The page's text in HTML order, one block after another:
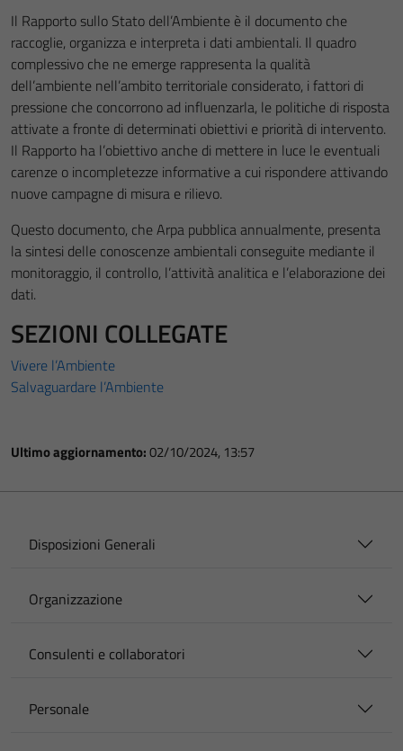
Il Rapporto sullo Stato dell’Ambiente è il documento che
raccoglie, organizza e interpreta i dati ambientali. Il quadro
complessivo che ne emerge rappresenta la qualità
dell’ambiente nell’ambito territoriale considerato, i fattori di
pressione che concorrono ad influenzarla, le politiche di risposta
attivate a fronte di determinati obiettivi e priorità di intervento.
Il Rapporto ha l’obiettivo anche di mettere in luce le eventuali
carenze o incompletezze informative a cui rispondere attivando
nuove campagne di misura e rilievo.
Questo documento, che Arpa pubblica annualmente, presenta
la sintesi delle conoscenze ambientali conseguite mediante il
monitoraggio, il controllo, l’attività analitica e l’elaborazione dei
dati.
SEZIONI COLLEGATE
Vivere l’Ambiente
Salvaguardare l’Ambiente
Ultimo aggiornamento:02/10/2024, 13:57
Disposizioni Generali
Organizzazione
Consulenti e collaboratori
Personale